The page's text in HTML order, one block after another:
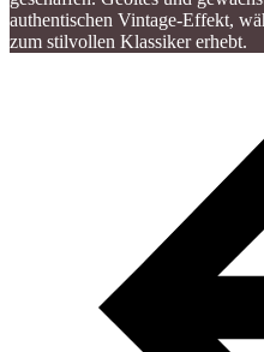
authentischen Vintage-Effekt,
zum stilvollen Klassiker erhebt.